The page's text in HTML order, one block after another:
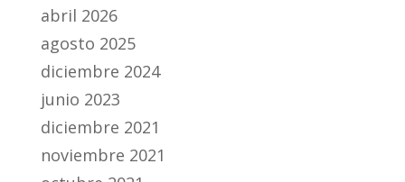
abril 2026
agosto 2025
diciembre 2024
junio 2023
diciembre 2021
noviembre 2021